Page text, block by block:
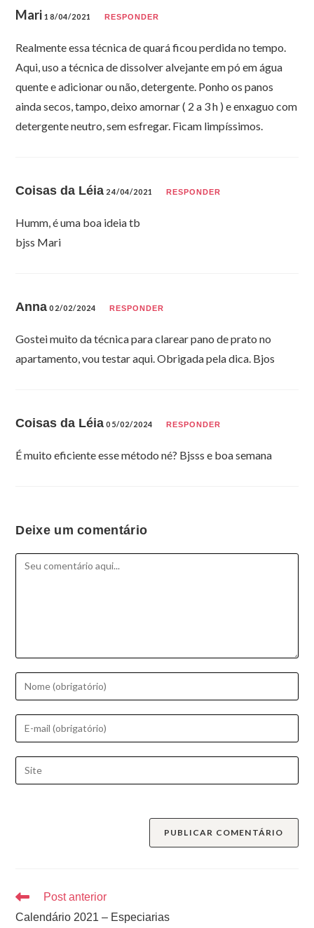
Mari18/04/2021 RESPONDER
Realmente essa técnica de quará ficou perdida no tempo.
Aqui, uso a técnica de dissolver alvejante em pó em água
quente e adicionar ou não, detergente. Ponho os panos
ainda secos, tampo, deixo amornar ( 2 a 3 h ) e enxaguo com
detergente neutro, sem esfregar. Ficam limpíssimos.
Coisas da Léia 24/04/2021 RESPONDER
Humm, é uma boa ideia tb
bjss Mari
Anna 02/02/2024 RESPONDER
Gostei muito da técnica para clarear pano de prato no
apartamento, vou testar aqui. Obrigada pela dica. Bjos
Coisas da Léia 05/02/2024 RESPONDER
É muito eficiente esse método né? Bjsss e boa semana
Deixe um comentário
Post anterior
Calendário 2021 – Especiarias